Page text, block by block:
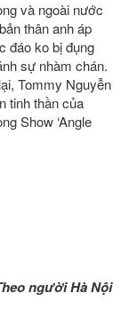
và ngoài nước
thân anh áp
đáo ko bị đụng
sự nhàm chán.
Tommy Nguyễn
tinh thần của
Show ‘Angle
người Hà Nội